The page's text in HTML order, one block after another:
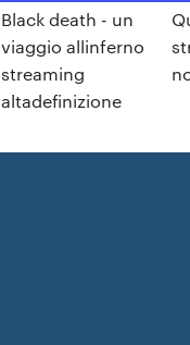
Black death - un
viaggio allinferno
streaming
altadefinizione